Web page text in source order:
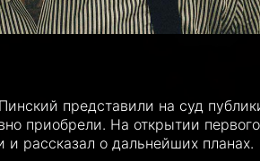
представили на суд
приобрели. На открытии
рассказал о дальнейших планах.